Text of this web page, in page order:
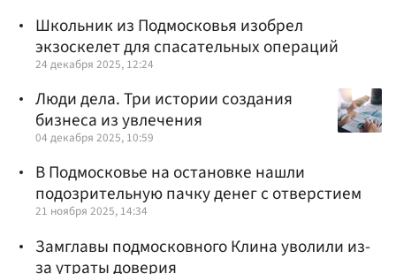
Школьник из Подмосковья изобрел
экзоскелет для спасательных операций
24 декабря 2025, 12:24
Люди дела. Три истории создания
бизнеса из увлечения
04 декабря 2025, 10:59
В Подмосковье на остановке нашли
подозрительную пачку денег с отверстием
21 ноября 2025, 14:34
Замглавы подмосковного Клина уволили из-
за утраты доверия